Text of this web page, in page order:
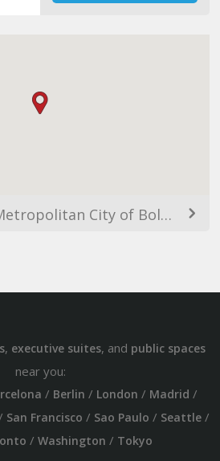
40121 Bologna, Metropolitan City of Bologna, Italy
, executive suites, and public spaces
near you:
/ Berlin / London / Madrid /
San Francisco / Sao Paulo / Seattle/
/ Washington / Tokyo